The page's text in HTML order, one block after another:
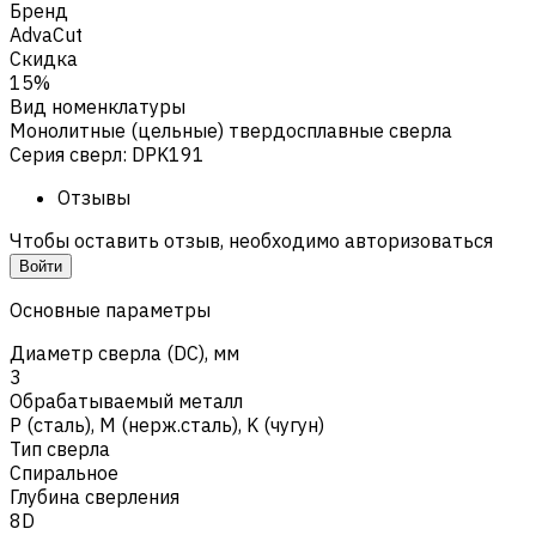
Бренд
AdvaCut
Скидка
15%
Вид номенклатуры
Монолитные (цельные) твердосплавные сверла
Серия сверл: DPK191
Отзывы
Чтобы оставить отзыв, необходимо авторизоваться
Войти
Основные параметры
Диаметр сверла (DC), мм
3
Обрабатываемый металл
Р (сталь), M (нерж.сталь), K (чугун)
Тип сверла
Спиральное
Глубина сверления
8D